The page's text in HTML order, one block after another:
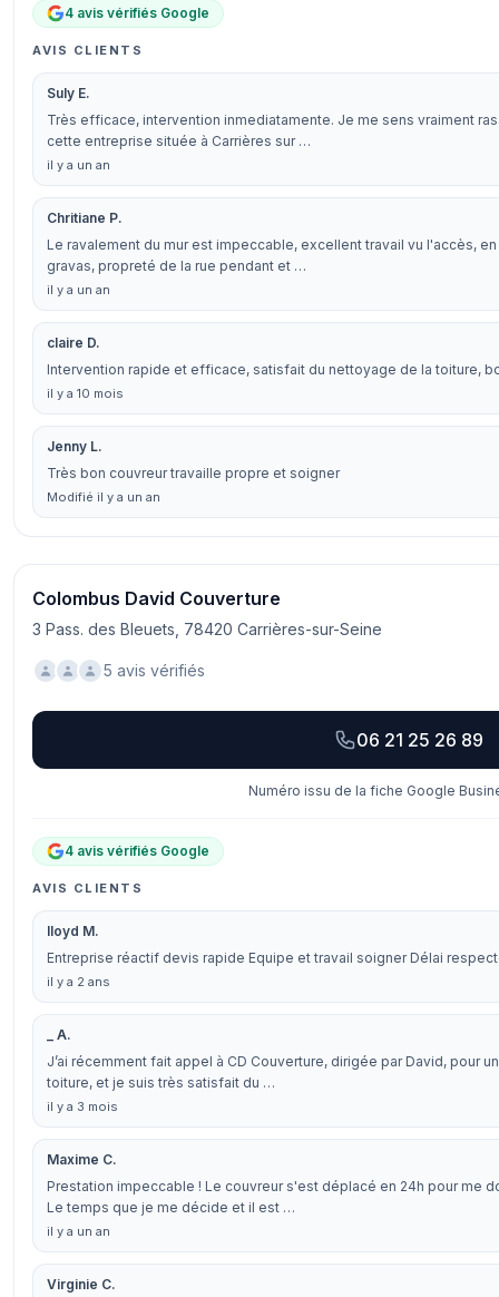
4 avis vérifiés Google
AVIS CLIENTS
Suly E.
Très efficace, intervention inmediatamente. Je me sens vraiment
cette entreprise située à Carrières sur …
il y a un an
Chritiane P.
Le ravalement du mur est impeccable, excellent travail vu l'accès,
gravas, propreté de la rue pendant et …
il y a un an
claire D.
Intervention rapide et efficace, satisfait du nettoyage de la toiture,
il y a 10 mois
Jenny L.
Très bon couvreur travaille propre et soigner
Modifié il y a un an
Colombus David Couverture
3 Pass. des Bleuets, 78420 Carrières-sur-Seine
5 avis vérifiés
06 21 25 26 89
Numéro issu de la fiche Google
4 avis vérifiés Google
AVIS CLIENTS
lloyd M.
Entreprise réactif devis rapide Equipe et travail soigner Délai
il y a 2 ans
_ A.
J’ai récemment fait appel à CD Couverture, dirigée par David, pour
toiture, et je suis très satisfait du …
il y a 3 mois
Maxime C.
Prestation impeccable ! Le couvreur s'est déplacé en 24h pour me
Le temps que je me décide et il est …
il y a un an
Virginie C.